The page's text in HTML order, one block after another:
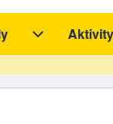
Pracovní
Aktivity